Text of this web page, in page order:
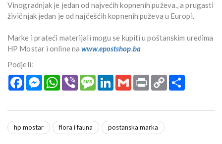
Vinogradnjak je jedan od najvećih kopnenih puževa., a prugasti
živičnjak jedan je od najčešćih kopnenih puževa u Europi.
Marke i prateći materijali mogu se kupiti u poštanskim uredima
HP Mostar i online nawww.epostshop.ba
Podjeli:
FacebookMessengerWhatsApp
Viber MessageLinkedInGmail Print Copy
Link
hp mostar flora i fauna postanska marka